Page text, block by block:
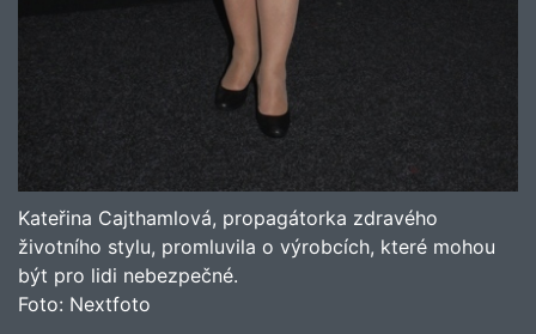
Kateřina Cajthamlová, propagátorka zdravého
životního stylu, promluvila o výrobcích, které mohou
být pro lidi nebezpečné.
Foto: Nextfoto